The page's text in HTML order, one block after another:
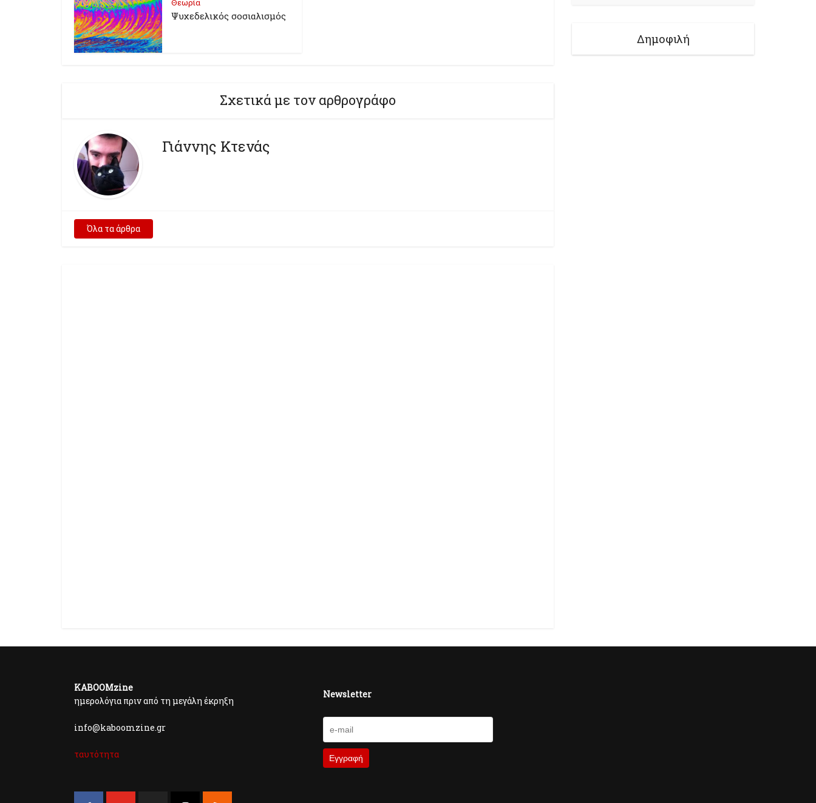
Θεωρία
Ψυχεδελικός σοσιαλισμός
Σχετικά με τον αρθρογράφο
Γιάννης Κτενάς
Όλα τα άρθρα
Δημοφιλή
KABOOMzine
ημερολόγια πριν από τη μεγάλη έκρηξη
info@kaboomzine.gr
ταυτότητα
Newsletter